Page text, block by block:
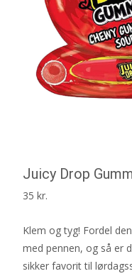
Juicy Drop
35 kr.
Klem og tyg! Fordel
med pennen, og så er
sikker favorit til